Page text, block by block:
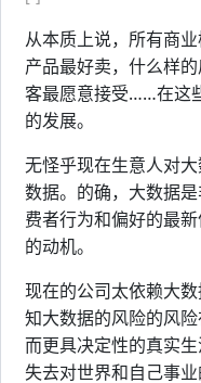
从本质上说，所有商
产品最好卖，什么样
客最愿意接受……在这
的发展。
无怪乎现在生意人对
数据。的确，大数据
费者行为和偏好的最
的动机。
现在的公司太依赖大
知大数据的风险的风
而更具决定性的真实
失去对世界和自己事